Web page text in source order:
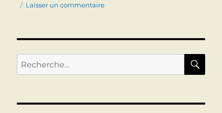
le Laisser un commentairesur
Recherche
pour :